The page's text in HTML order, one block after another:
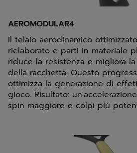
AEROMODULAR4
Il telaio aerodinamico
rielaborato e parti in materiale
riduce la resistenza e migliora
della racchetta. Questo
ottimizza la generazione di
gioco. Risultato:
spin maggiore e colpi più